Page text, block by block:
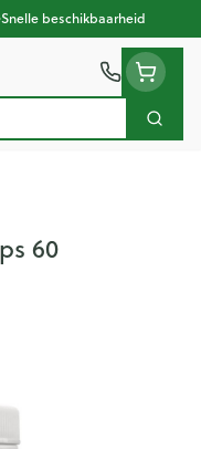
Snelle beschikbaarheid
Zoek
60